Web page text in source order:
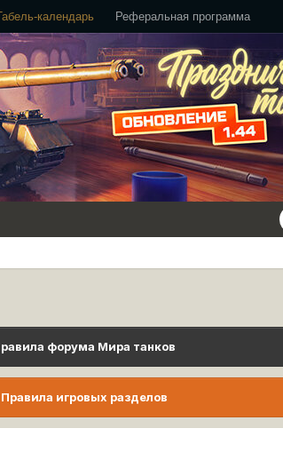
календарь Реферальная программа
форума Мира танков
Правила игровых разделов